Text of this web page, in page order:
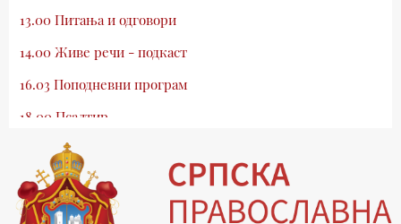
13.00 Питања и одговори
14.00 Живе речи - подкаст
16.03 Поподневни програм
18.00 Псалтир
19.03 Млади у Цркви
19.30 Вечерње молитве
20.00 Вести из Цркве